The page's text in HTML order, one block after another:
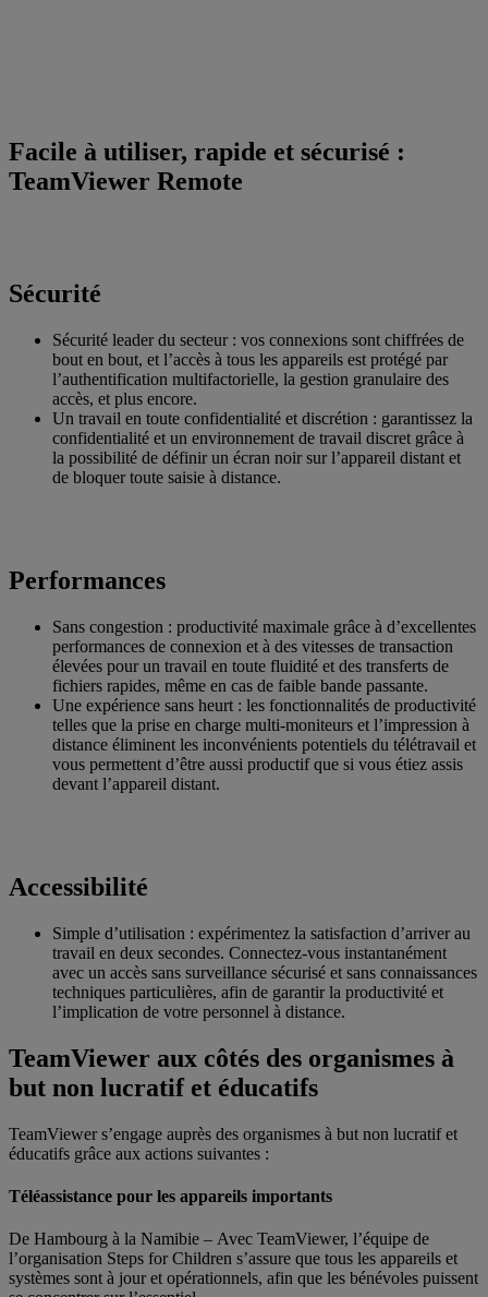
Facile à utiliser, rapide et sécurisé :
TeamViewer Remote
Sécurité
Sécurité leader du secteur : vos connexions sont chiffrées de
bout en bout, et l’accès à tous les appareils est protégé par
l’authentification multifactorielle, la gestion granulaire des
accès, et plus encore.
Un travail en toute confidentialité et discrétion : garantissez la
confidentialité et un environnement de travail discret grâce à
la possibilité de définir un écran noir sur l’appareil distant et
de bloquer toute saisie à distance.
Performances
Sans congestion : productivité maximale grâce à d’excellentes
performances de connexion et à des vitesses de transaction
élevées pour un travail en toute fluidité et des transferts de
fichiers rapides, même en cas de faible bande passante.
Une expérience sans heurt : les fonctionnalités de productivité
telles que la prise en charge multi-moniteurs et l’impression à
distance éliminent les inconvénients potentiels du télétravail et
vous permettent d’être aussi productif que si vous étiez assis
devant l’appareil distant.
Accessibilité
Simple d’utilisation : expérimentez la satisfaction d’arriver au
travail en deux secondes. Connectez-vous instantanément
avec un accès sans surveillance sécurisé et sans connaissances
techniques particulières, afin de garantir la productivité et
l’implication de votre personnel à distance.
TeamViewer aux côtés des organismes à
but non lucratif et éducatifs
TeamViewer s’engage auprès des organismes à but non lucratif et
éducatifs grâce aux actions suivantes :
Téléassistance pour les appareils importants
De Hambourg à la Namibie – Avec TeamViewer, l’équipe de
l’organisation Steps for Children s’assure que tous les appareils et
systèmes sont à jour et opérationnels, afin que les bénévoles puissent